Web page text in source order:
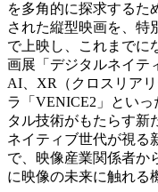
を多角的に探求するた
された縦型映画を、特
で上映し、これまでに
画展「デジタルネイテ
AI、XR（クロスリア
ラ「VENICE2」とい
タル技術がもたらす新
ネイティブ世代が視る
で、映像産業関係者か
に映像の未来に触れる